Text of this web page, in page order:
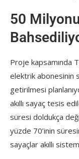
50
Proje kapsamında
elektrik abonesinin
getirilmesi
akıllı sayaç tesis
süresi doldukça
yüzde 70’inin
sayaçlar akıllı